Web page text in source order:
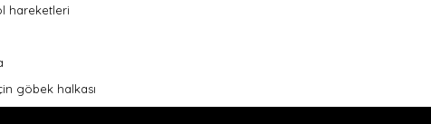
hareketleri
göbek halkası